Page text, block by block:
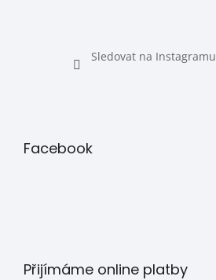
Sledovat na Instagramu
Facebook
Přijímáme online platby